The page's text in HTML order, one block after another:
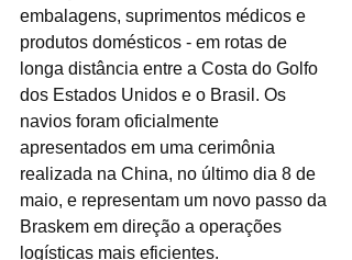
embalagens, suprimentos médicos e
produtos domésticos - em rotas de
longa distância entre a Costa do Golfo
dos Estados Unidos e o Brasil. Os
navios foram oficialmente
apresentados em uma cerimônia
realizada na China, no último dia 8 de
maio, e representam um novo passo da
Braskem em direção a operações
logísticas mais eficientes.